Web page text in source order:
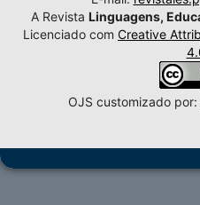
A Revista Linguagens,
Licenciado com Creative
OJS customizado por: